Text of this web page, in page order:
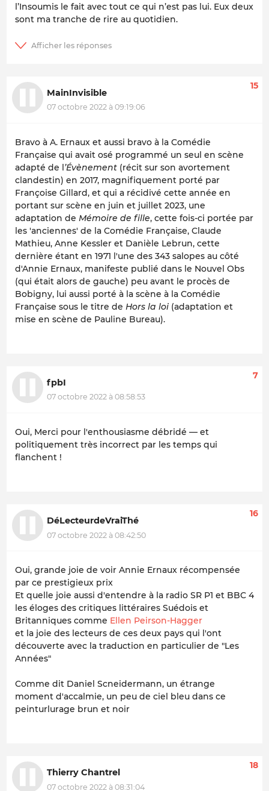
l’Insoumis le fait avec tout ce qui n’est pas lui. Eux deux
sont ma tranche de rire au quotidien.
MainInvisible
07 octobre 2022 à 09:19:06
15
Bravo à A. Ernaux et aussi bravo à la Comédie
Française qui avait osé programmé un seul en scène
adapté de l’Évènement (récit sur son avortement
clandestin) en 2017, magnifiquement porté par
Françoise Gillard, et qui a récidivé cette année en
portant sur scène en juin et juillet 2023, une
adaptation de Mémoire de fille, cette fois-ci portée par
les 'anciennes' de la Comédie Française, Claude
Mathieu, Anne Kessler et Danièle Lebrun, cette
dernière étant en 1971 l'une des 343 salopes au côté
d'Annie Ernaux, manifeste publié dans le Nouvel Obs
(qui était alors de gauche) peu avant le procès de
Bobigny, lui aussi porté à la scène à la Comédie
Française sous le titre de Hors la loi (adaptation et
mise en scène de Pauline Bureau).
fpbI
07 octobre 2022 à 08:58:53
7
Oui, Merci pour l'enthousiasme débridé — et
politiquement très incorrect par les temps qui
flanchent !
DéLecteurdeVraiThé
07 octobre 2022 à 08:42:50
16
Oui, grande joie de voir Annie Ernaux récompensée
par ce prestigieux prix
Et quelle joie aussi d'entendre à la radio SR P1 et BBC 4
les éloges des critiques littéraires Suédois et
Britanniques comme Ellen Peirson-Hagger
et la joie des lecteurs de ces deux pays qui l'ont
découverte avec la traduction en particulier de "Les
Années"
Comme dit Daniel Scneidermann, un étrange
moment d'accalmie, un peu de ciel bleu dans ce
peinturlurage brun et noir
Thierry Chantrel
07 octobre 2022 à 08:31:04
18